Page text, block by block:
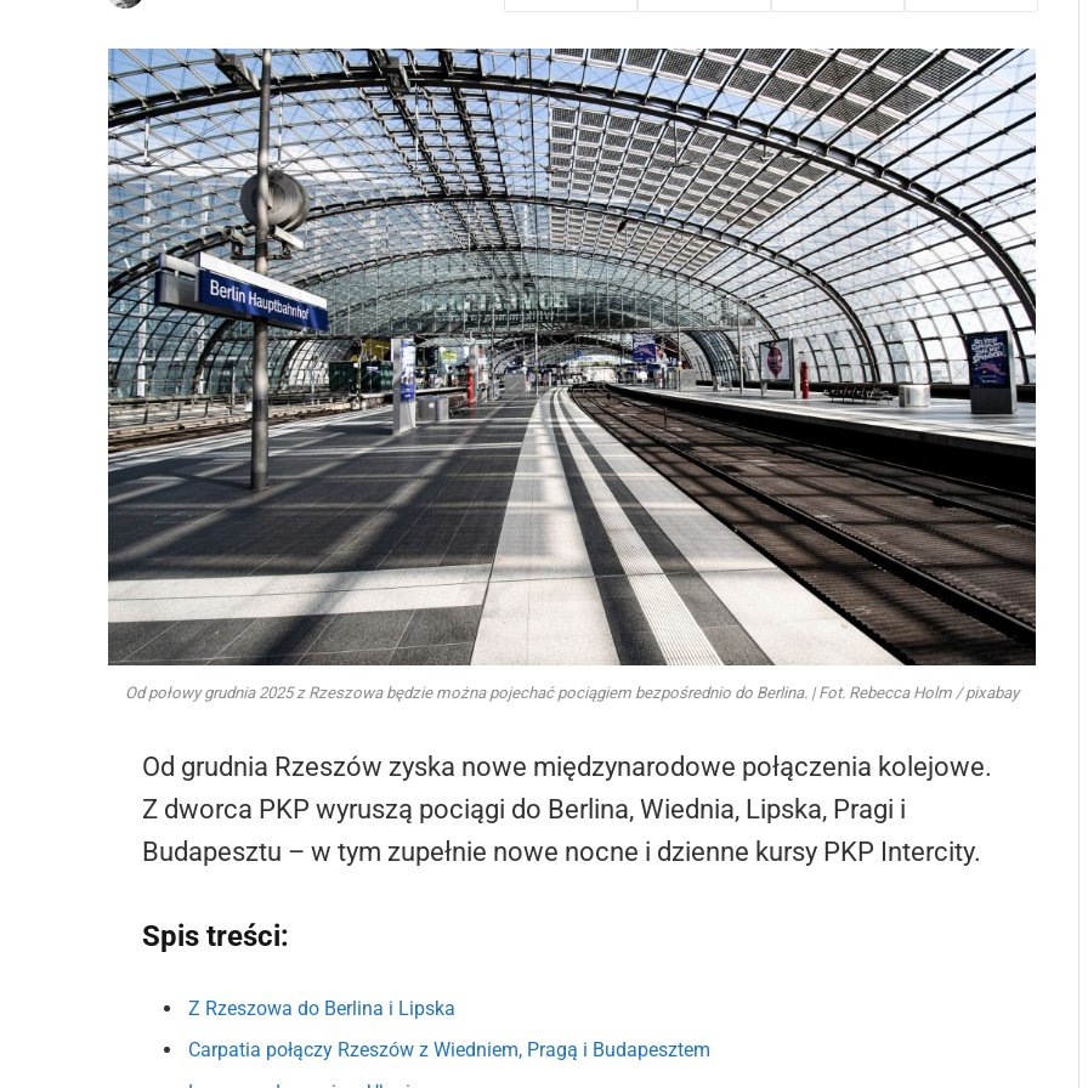
Od połowy grudnia 2025 z Rzeszowa będzie można pojechać pociągiem bezpośrednio do Berlina. | Fot. Rebecca Holm / pixabay
Od grudnia Rzeszów zyska nowe międzynarodowe połączenia kolejowe.
Z dworca PKP wyruszą pociągi do Berlina, Wiednia, Lipska, Pragi i
Budapesztu – w tym zupełnie nowe nocne i dzienne kursy PKP Intercity.
Spis treści:
Z Rzeszowa do Berlina i Lipska
Carpatia połączy Rzeszów z Wiedniem, Pragą i Budapesztem